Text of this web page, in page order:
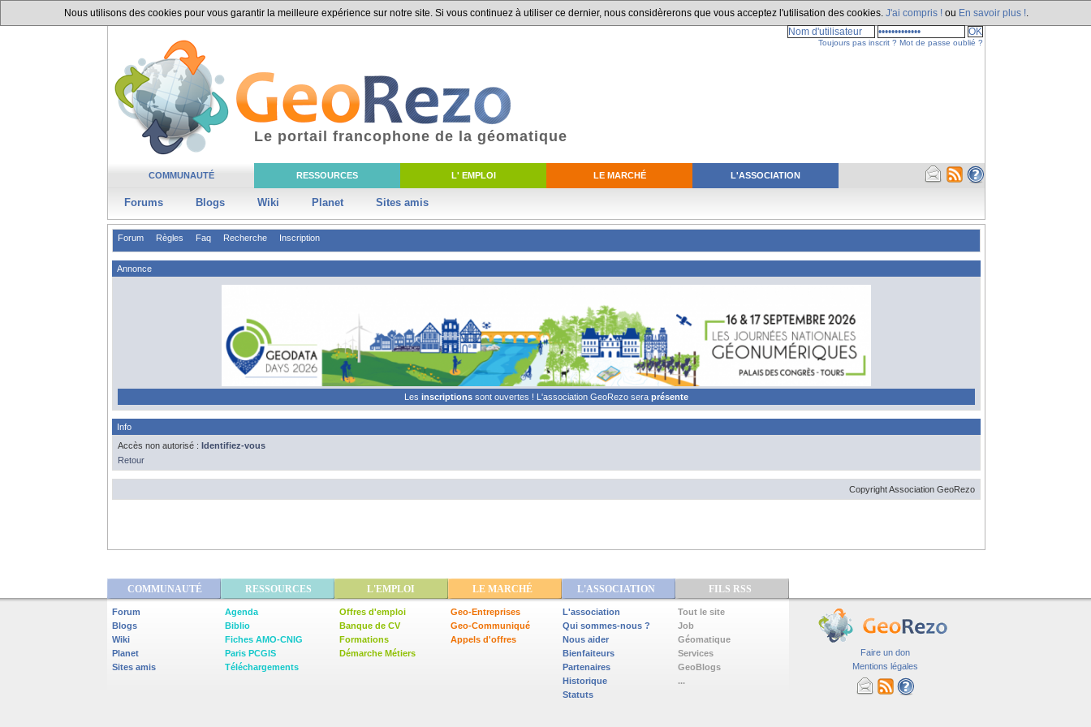
Nous utilisons des cookies pour vous garantir la meilleure expérience sur notre site. Si vous continuez à utiliser ce dernier, nous considèrerons que vous acceptez l'utilisation des cookies. J'ai compris ! ou En savoir plus !
COMMUNAUTÉ RESSOURCES L' EMPLOI LE MARCHÉ L'ASSOCIATION
Forums Blogs Wiki Planet Sites amis
Le portail francophone de la géomatique
Toujours pas inscrit ? Mot de passe oublié ?
Forum Règles Faq Recherche Inscription
Annonce
Les inscriptions sont ouvertes ! L'association GeoRezo sera présente
Info
Accès non autorisé : Identifiez-vous
Retour
Copyright Association GeoRezo
COMMUNAUTÉ RESSOURCES L'EMPLOI LE MARCHÉ L'ASSOCIATION FILS RSS
Forum
Blogs
Wiki
Planet
Sites amis
Agenda
Biblio
Fiches AMO-CNIG
Paris PCGIS
Téléchargements
Offres d'emploi
Banque de CV
Formations
Démarche Métiers
Geo-Entreprises
Geo-Communiqué
Appels d'offres
L'association
Qui sommes-nous ?
Nous aider
Bienfaiteurs
Partenaires
Historique
Statuts
Tout le site
Job
Géomatique
Services
GeoBlogs
...
Faire un don
Mentions légales